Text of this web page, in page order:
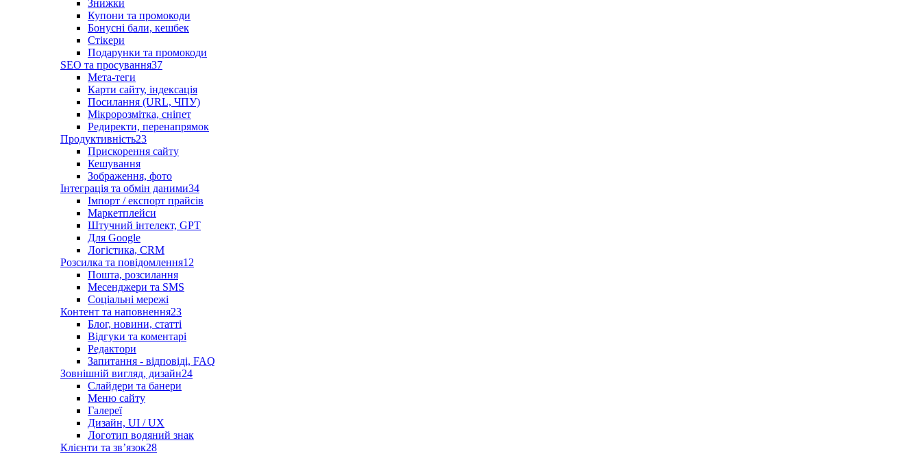
Знижки
Купони та промокоди
Бонусні бали, кешбек
Стікери
Подарунки та промокоди
SEO та просування37
Мета-теги
Карти сайту, індексація
Посилання (URL, ЧПУ)
Мікророзмітка, сніпет
Редиректи, перенапрямок
Продуктивність23
Прискорення сайту
Кешування
Зображення, фото
Інтеграція та обмін даними34
Імпорт / експорт прайсів
Маркетплейси
Штучний інтелект, GPT
Для Google
Логістика, CRM
Розсилка та повідомлення12
Пошта, розсилання
Месенджери та SMS
Соціальні мережі
Контент та наповнення23
Блог, новини, статті
Відгуки та коментарі
Редактори
Запитання - відповіді, FAQ
Зовнішній вигляд, дизайн24
Слайдери та банери
Меню сайту
Галереї
Дизайн, UI / UX
Логотип водяний знак
Клієнти та звʼязок28